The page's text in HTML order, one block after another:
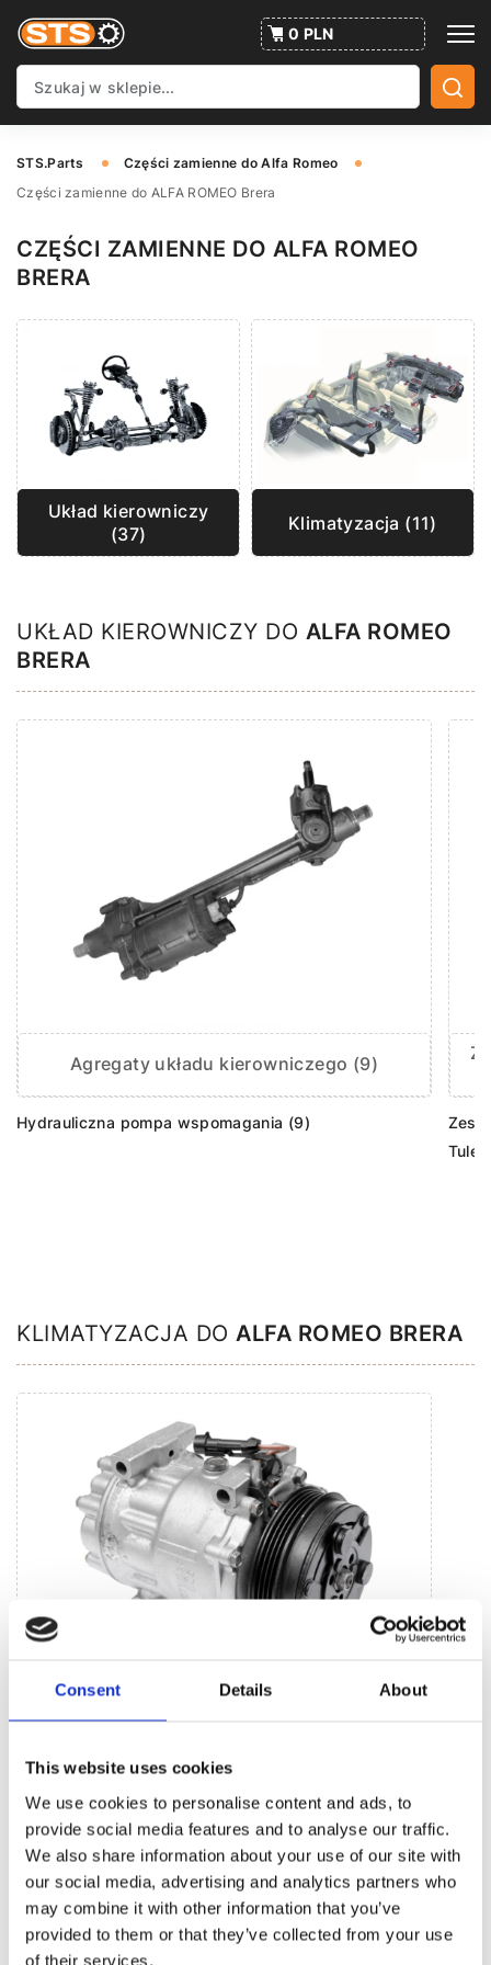
Consent Details About
This website uses cookies
We use cookies to personalise content and ads, to
provide social media features and to analyse our traffic.
We also share information about your use of our site with
our social media, advertising and analytics partners who
may combine it with other information that you’ve
provided to them or that they’ve collected from your use
of their services.
0 PLN
STS.Parts
Części zamienne do Alfa Romeo
Części zamienne do ALFA ROMEO Brera
CZĘŚCI ZAMIENNE DO ALFA ROMEO
BRERA
Układ kierowniczy
(37)
Klimatyzacja (11)
UKŁAD KIEROWNICZY DO ALFA ROMEO
BRERA
Agregaty układu kierowniczego (9)
Hydrauliczna pompa wspomagania (9)
KLIMATYZACJA DO ALFA ROMEO BRERA
Jednostki systemu klimatycznego (11)
Sprężarka klimatyzacji (11)
BESTSELLERY CZĘŚCI ZAMIENNYCH TEJ
MARKI ALFA ROMEO BRERA